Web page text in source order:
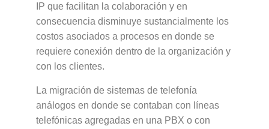
IP que facilitan la colaboración y en
consecuencia disminuye sustancialmente los
costos asociados a procesos en donde se
requiere conexión dentro de la organización y
con los clientes.
La migración de sistemas de telefonía
análogos en donde se contaban con líneas
telefónicas agregadas en una PBX o con